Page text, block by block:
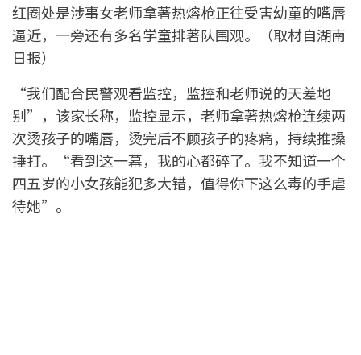
红圈处是涉事女老师拿著热熔枪正往受害幼童的嘴唇
逼近，一旁还有多名学童排著队围观。（取材自湖南
日报）
“我们配合民警观看监控，监控和老师说的天差地
别”，该家长称，监控显示，老师拿著热熔枪连续两
次烫孩子的嘴唇，烫完后不顾孩子的疼痛，持续推搡
捶打。“看到这一幕，我的心都碎了。我不知道一个
四五岁的小女孩能犯多大错，值得你下这么毒的手虐
待她”。